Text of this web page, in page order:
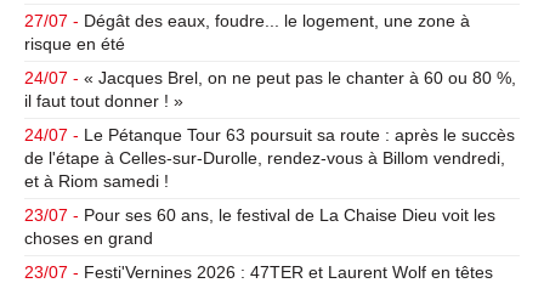
27/07 - Dégât des eaux, foudre... le logement, une zone à
risque en été
24/07 - « Jacques Brel, on ne peut pas le chanter à 60 ou 80 %,
il faut tout donner ! »
24/07 - Le Pétanque Tour 63 poursuit sa route : après le succès
de l'étape à Celles-sur-Durolle, rendez-vous à Billom vendredi,
et à Riom samedi !
23/07 - Pour ses 60 ans, le festival de La Chaise Dieu voit les
choses en grand
23/07 - Festi'Vernines 2026 : 47TER et Laurent Wolf en têtes